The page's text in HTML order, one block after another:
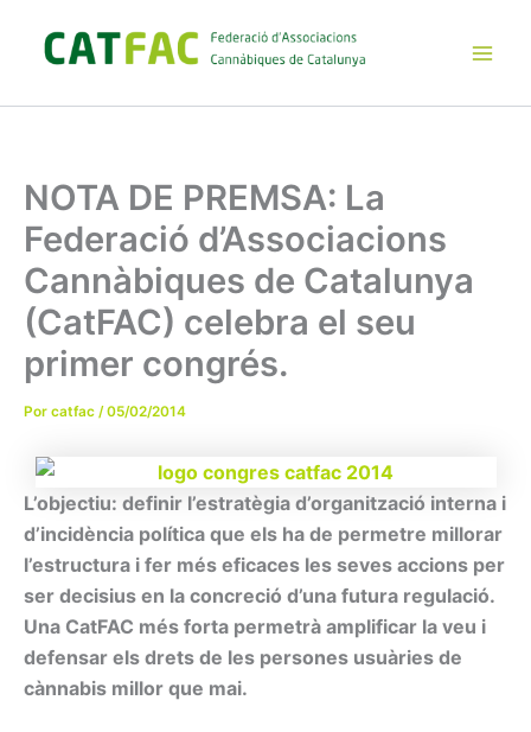
contenido
NOTA DE PREMSA: La
Federació d’Associacions
Cannàbiques de Catalunya
(CatFAC) celebra el seu
primer congrés.
Por catfac /05/02/2014
L’objectiu: definir l’estratègia d’organització interna i
d’incidència política que els ha de permetre millorar
l’estructura i fer més eficaces les seves accions per
ser decisius en la concreció d’una futura regulació.
Una CatFAC més forta permetrà amplificar la veu i
defensar els drets de les persones usuàries de
cànnabis millor que mai.